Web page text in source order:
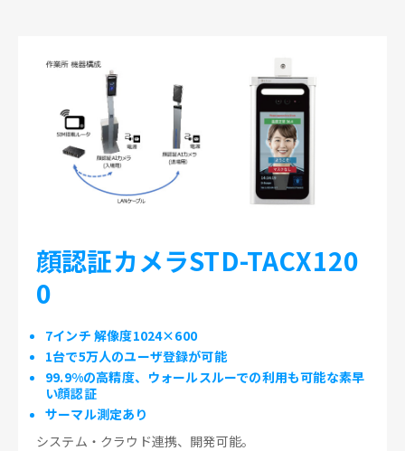
顔認証カメラSTD-TACX120
0
7インチ 解像度1024×600
1台で5万人のユーザ登録が可能
99.9%の高精度、ウォールスルーでの利用も可能な素早
い顔認証
サーマル測定あり
システム・クラウド連携、開発可能。